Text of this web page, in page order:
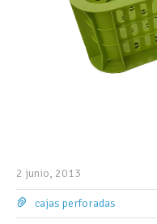
2 junio, 2013
cajas perforadas